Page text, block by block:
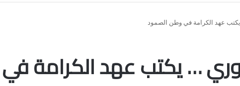
عهد الكرامة في وطن الصمود
… يكتب عهد الكرامة في